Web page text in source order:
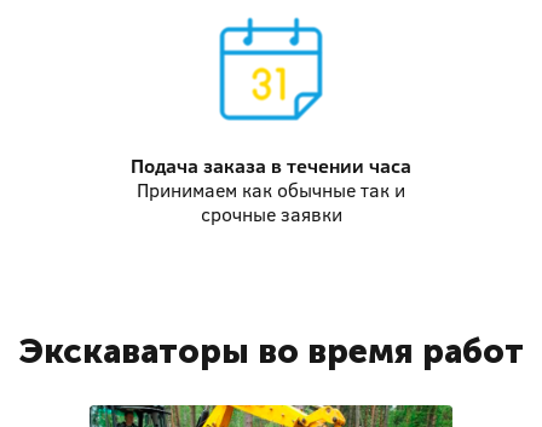
Подача заказа в течении часа
Принимаем как обычные так и
срочные заявки
Экскаваторы во время работ